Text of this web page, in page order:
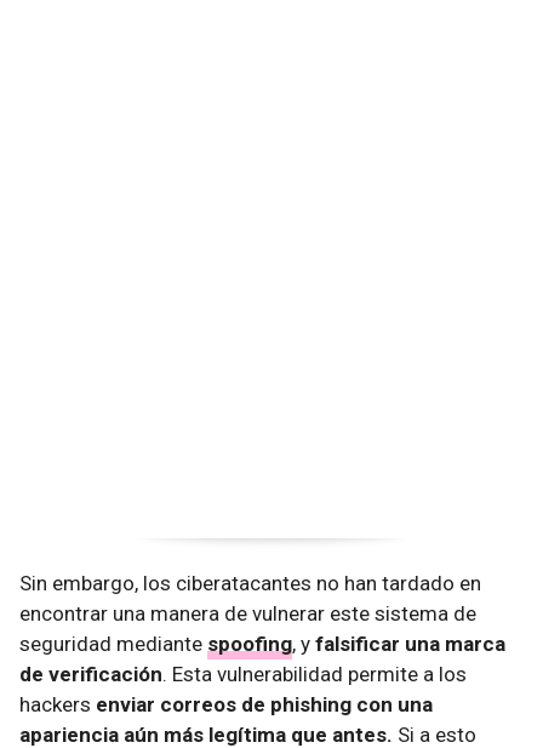
Sin embargo, los ciberatacantes no han tardado en
encontrar una manera de vulnerar este sistema de
seguridad mediante spoofing, y falsificar una marca
de verificación. Esta vulnerabilidad permite a los
hackers enviar correos de phishing con una
apariencia aún más legítima que antes. Si a esto